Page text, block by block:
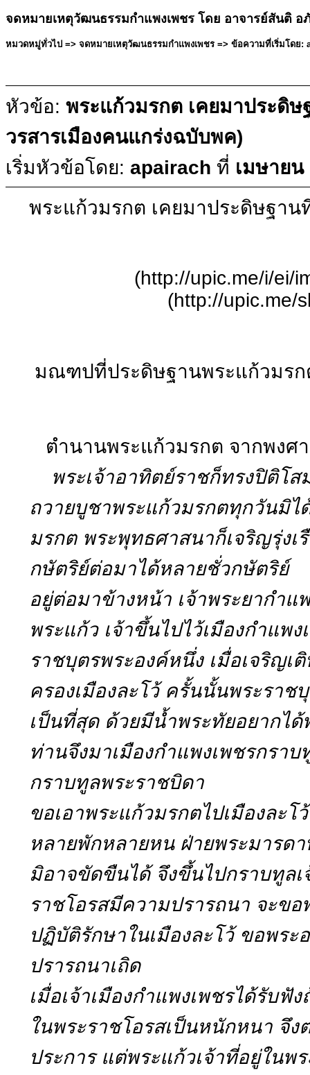
จดหมายเหตุวัฒนธรรมกำแพงเพชร โดย อาจารย์สันติ อ
หมวดหมู่ทั่วไป => จดหมายเหตุวัฒนธรรมกำแพงเพชร => ข้อความที่เริ่มโดย:
หัวข้อ: พระแก้วมรกต เคยมาประดิ
วรสารเมืองคนแกร่งฉบับพค)
เริ่มหัวข้อโดย: apairach ที่ เมษายน
พระแก้วมรกต เคยมาประดิษฐาน
(http://upic.me/i/ei/
(http://upic.me/
มณฑปที่ประดิษฐานพระแก้วมรก
ตำนานพระแก้วมรกต จากพงศ
พระเจ้าอาทิตย์ราชก็ทรงปิติโ
ถวายบูชาพระแก้วมรกตทุกวันมิ
มรกต พระพุทธศาสนาก็เจริญรุ่งเ
กษัตริย์ต่อมาได้หลายชั่วกษัตริย์
อยู่ต่อมาข้างหน้า เจ้าพระยากำแ
พระแก้ว เจ้าขึ้นไปไว้เมืองกำแพ
ราชบุตรพระองค์หนึ่ง เมื่อเจริญ
ครองเมืองละโว้ ครั้นนั้นพระรา
เป็นที่สุด ด้วยมีน้ำพระทัยอยากไ
ท่านจึงมาเมืองกำแพงเพชรกรา
กราบทูลพระราชบิดา
ขอเอาพระแก้วมรกตไปเมืองละ
หลายพักหลายหน ฝ่ายพระมารด
มิอาจขัดขืนได้ จึงขึ้นไปกราบทูลเ
ราชโอรสมีความปรารถนา จะข
ปฏิบัติรักษาในเมืองละโว้ ขอพร
ปรารถนาเถิด
เมื่อเจ้าเมืองกำแพงเพชรได้รับฟั
ในพระราชโอรสเป็นหนักหนา จึ
ประการ แต่พระแก้วเจ้าที่อยู่ใน